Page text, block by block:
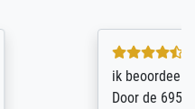
zeer positief.
kunstenaars